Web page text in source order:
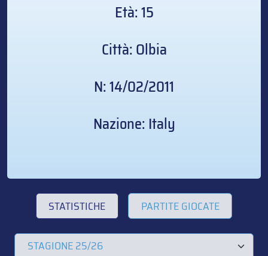
Età: 15
Città: Olbia
N: 14/02/2011
Nazione: Italy
STATISTICHE PARTITE GIOCATE